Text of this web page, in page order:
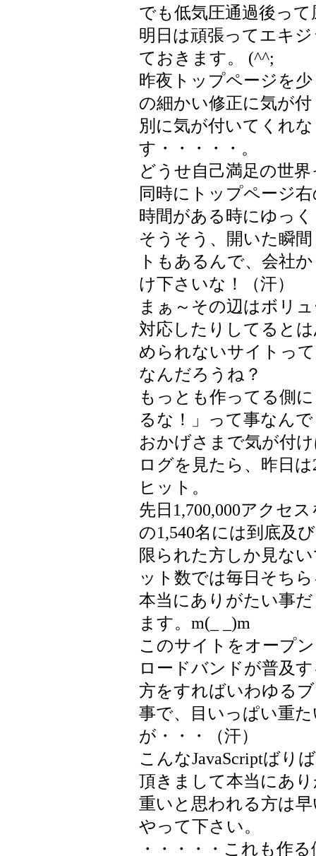
でも低気圧通過後っ
明日は頑張ってエキ
ておきます。 (^^;
昨夜トップページを
の細かい修正に気が
別に気が付いてくれ
す・・・・・。
どうせ自己満足の世
同時にトップページ
時間がある時にゆっ
そうそう、開いた瞬
トもあるんで、会社
け下さいな！（汗）
まぁ～その辺はボリ
対応したりしてると
められないサイトっ
なんだろうね？
もっとも作ってる側
るな！」って事なん
おかげさまで気が付
ログを見たら、昨日
ヒット。
先日1,700,000アクセ
の1,540名には到底及
限られた方しか見な
ット数では毎日そち
本当にありがたい事
ます。m(_ _)m
このサイトをオープ
ロードバンドが普及
方をすればいわゆる
事で、目いっぱい重
が・・・（汗）
こんなJavaScriptばり
頂きまして本当にあ
重いと思われる方は
やって下さい。
・・・・・これも作